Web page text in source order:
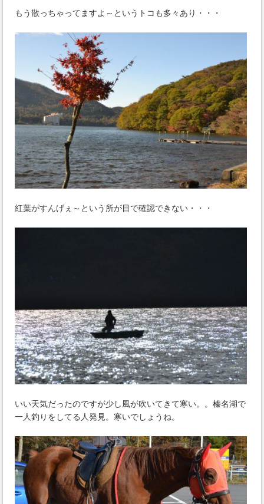
もう散っちゃってますよ～というトコも多々あり・・・
紅葉がすんげぇ～という所が目で確認できない・・・
いい天気だったのですが少し風が吹いてきて寒い。。榛名湖で
一人釣りをしてる人発見。寒いでしょうね。